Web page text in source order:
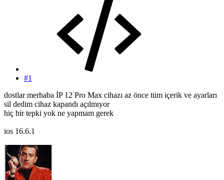
#1
dostlar merhaba İP 12 Pro Max cihazı az önce tüm içerik ve ayarları
sil dedim cihaz kapandı açılmıyor
hiç bir tepki yok ne yapmam gerek
ios 16.6.1